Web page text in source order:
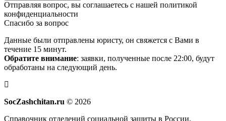
Отправляя вопрос, вы соглашаетесь с нашей политикой
конфиденциальности
Спасибо за вопрос
Данные были отправлены юристу, он свяжется с Вами в
течение 15 минут.
Обратите внимание: заявки, полученные после 22:00, будут
обработаны на следующий день.
SocZashchitan.ru © 2026
Справочник отделений социальной защиты в России.